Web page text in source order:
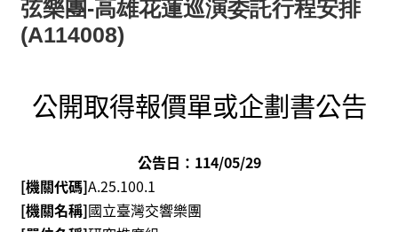
最
樂
會
弦樂團-高雄花蓮巡演委託行程安排
(A114008)
公開取得報價單或企劃書公告
公告日：114/05/29
[機關代碼]A.25.100.1
[機關名稱]國立臺灣交響樂團